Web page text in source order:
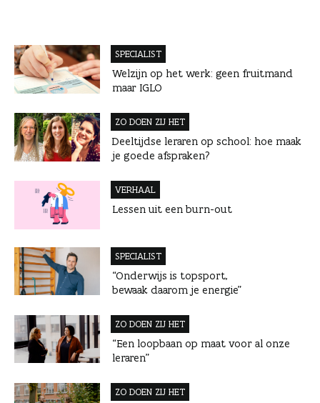
SPECIALIST
Welzijn op het werk: geen fruitmand
maar IGLO
ZO DOEN ZIJ HET
Deeltijdse leraren op school: hoe maak
je goede afspraken?
VERHAAL
Lessen uit een burn-out
SPECIALIST
“Onderwijs is topsport,
bewaak daarom je energie”
ZO DOEN ZIJ HET
“Een loopbaan op maat voor al onze
leraren”
ZO DOEN ZIJ HET